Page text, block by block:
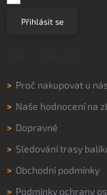
Přihlásit se
> Proč nakupovat u
> Naše hodnocení na
> Dopravné
> Sledování trasy
> Obchodní podmínky
> Podmínky ochrany